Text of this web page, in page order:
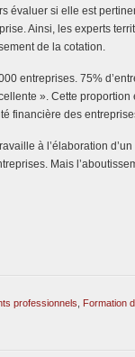
évaluer si elle est
Ainsi, les experts
de la cotation.
entreprises. 75%
». Cette
financière des
à l’élaboration
Mais
professionnels
Formation